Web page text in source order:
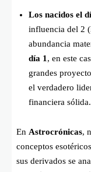
Los nacidos el
influencia del 2
abundancia
día 1 , en este
grandes
el verdadero
financiera sólida.
En Astrocrónicas,
conceptos
sus derivados se